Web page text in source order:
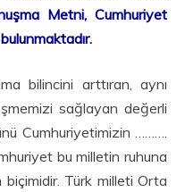
Metni, Cumhuriyet
bilincini arttıran, aynı
sağlayan değerli
Cumhuriyetimizin ……….
bu milletin ruhuna
Türk milleti Orta